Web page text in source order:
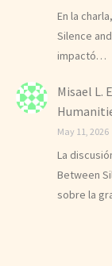
En la
Silence
impactó…
Misael L.
May 11, 2026
La
Between
sobre la